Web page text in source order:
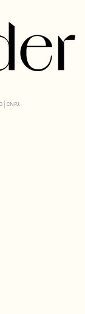
| CNPJ: